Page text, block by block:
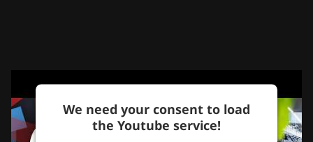
We need your consent to load
the Youtube service!